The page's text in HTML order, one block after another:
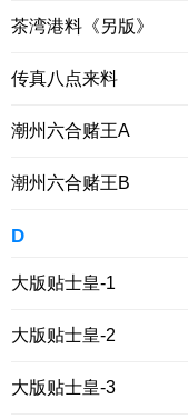
茶湾港料《另版》
传真八点来料
潮州六合赌王A
潮州六合赌王B
D
大版贴士皇-1
大版贴士皇-2
大版贴士皇-3